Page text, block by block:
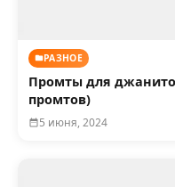
РАЗНОЕ
Промты для
промтов)
5 июня, 2024